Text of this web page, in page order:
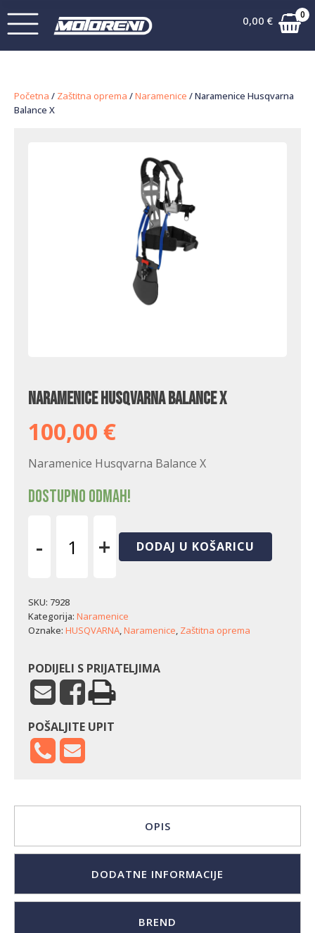
0,00 € 0
Početna / Zaštitna oprema /Naramenice / Naramenice Husqvarna
Balance X
Naramenice Husqvarna Balance X
100,00 €
Naramenice Husqvarna Balance X
Dostupno odmah!
-
X
količina
+ DODAJ U KOŠARICU
SKU: 7928
Kategorija: Naramenice
Oznake: HUSQVARNA,Naramenice, Zaštitna oprema
PODIJELI S PRIJATELJIMA
POŠALJITE UPIT
OPIS
DODATNE INFORMACIJE
BREND